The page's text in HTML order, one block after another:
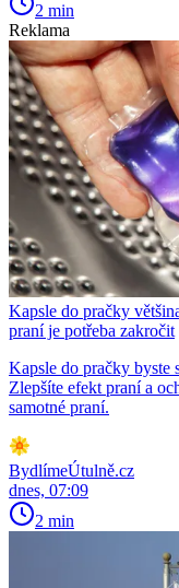
2 min
Reklama
Kapsle do pračky
praní je potřeba zakročit
Kapsle do pračky byste
Zlepšíte efekt praní a
samotné praní.
BydlímeÚtulně.cz
dnes, 07:09
2 min